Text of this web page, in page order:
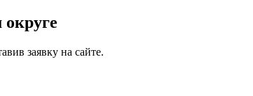
заявку на сайте.